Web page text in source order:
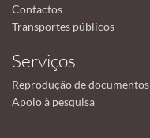
Contactos
Transportes públicos
Serviços
Reprodução de documentos
Apoio à pesquisa